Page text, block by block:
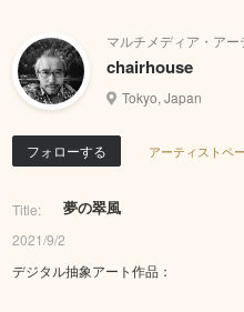
マルチメディア・ア
chairhouse
Tokyo, Japan
フォローする アーティストペ
Title: 夢の翠風
2021/9/2
デジタル抽象アート作品：